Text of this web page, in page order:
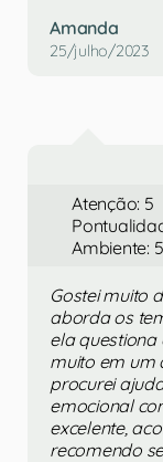
Amanda
25/julho/2023
Atenção: 5
Ambiente: 5
Gostei muito
aborda os
ela questiona
muito em um
procurei
emocional
excelente,
recomendo